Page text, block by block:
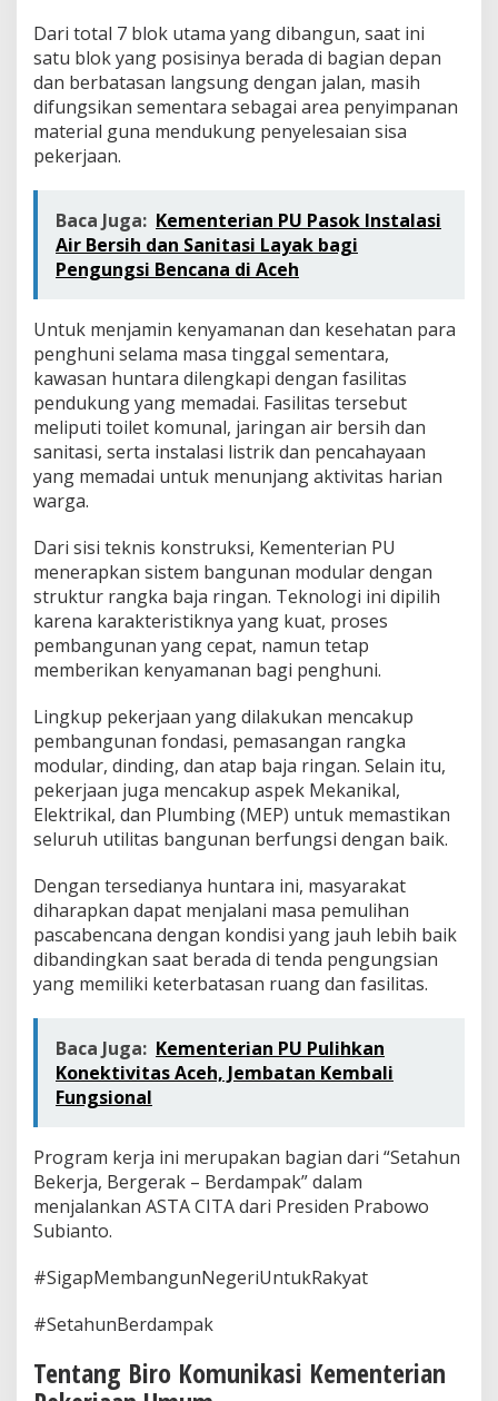
Dari total 7 blok utama yang dibangun, saat ini
satu blok yang posisinya berada di bagian depan
dan berbatasan langsung dengan jalan, masih
difungsikan sementara sebagai area penyimpanan
material guna mendukung penyelesaian sisa
pekerjaan.
Baca Juga: Kementerian PU Pasok Instalasi
Air Bersih dan Sanitasi Layak bagi
Pengungsi Bencana di Aceh
Untuk menjamin kenyamanan dan kesehatan para
penghuni selama masa tinggal sementara,
kawasan huntara dilengkapi dengan fasilitas
pendukung yang memadai. Fasilitas tersebut
meliputi toilet komunal, jaringan air bersih dan
sanitasi, serta instalasi listrik dan pencahayaan
yang memadai untuk menunjang aktivitas harian
warga.
Dari sisi teknis konstruksi, Kementerian PU
menerapkan sistem bangunan modular dengan
struktur rangka baja ringan. Teknologi ini dipilih
karena karakteristiknya yang kuat, proses
pembangunan yang cepat, namun tetap
memberikan kenyamanan bagi penghuni.
Lingkup pekerjaan yang dilakukan mencakup
pembangunan fondasi, pemasangan rangka
modular, dinding, dan atap baja ringan. Selain itu,
pekerjaan juga mencakup aspek Mekanikal,
Elektrikal, dan Plumbing (MEP) untuk memastikan
seluruh utilitas bangunan berfungsi dengan baik.
Dengan tersedianya huntara ini, masyarakat
diharapkan dapat menjalani masa pemulihan
pascabencana dengan kondisi yang jauh lebih baik
dibandingkan saat berada di tenda pengungsian
yang memiliki keterbatasan ruang dan fasilitas.
Baca Juga: Kementerian PU Pulihkan
Konektivitas Aceh, Jembatan Kembali
Fungsional
Program kerja ini merupakan bagian dari “Setahun
Bekerja, Bergerak – Berdampak” dalam
menjalankan ASTA CITA dari Presiden Prabowo
Subianto.
#SigapMembangunNegeriUntukRakyat
#SetahunBerdampak
Tentang Biro Komunikasi Kementerian